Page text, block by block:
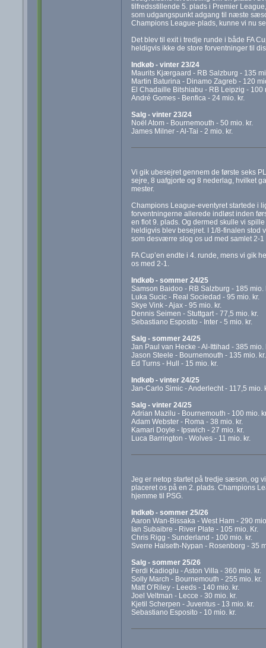
tilfredsstillende 5. plads i Premier
som udgangspunkt adgang til næste
Champions League-plads, kunne vi nu
Det blev til exit i tredje runde i både FA
heldigvis ikke de store forventninger til
Indkøb - vinter 23/24
Maurits Kjærgaard - RB Salzburg - 135
Martin Baturina - Dinamo Zagreb - 120
El Chadaille Bitshiabu - RB Leipzig - 100
André Gomes - Benfica - 24 mio. kr.
Salg - vinter 23/24
Noël Atom - Bournemouth - 50 mio. kr.
James Milner - Al-Tai - 2 mio. kr.
Vi gik ubesejret gennem de første seks
sejre, 8 uafgjorte og 8 nederlag, hvilket
mester.
Champions League-eventyret startede i
forventningerne allerede indløst inden
en flot 9. plads. Og dermed skulle vi
heldigvis blev besejret. I 1/8-finalen stod
som desværre slog os ud med samlet 2-
FA Cup’en endte i 4. runde, mens vi gik
os med 2-1.
Indkøb - sommer 24/25
Samson Baidoo - RB Salzburg - 185 mio.
Luka Sucic - Real Sociedad - 95 mio. kr.
Skye Vink - Ajax - 95 mio. kr.
Dennis Seimen - Stuttgart - 77,5 mio. kr.
Sebastiano Esposito - Inter - 5 mio. kr.
Salg - sommer 24/25
Jan Paul van Hecke - Al-Ittihad - 385 mio.
Jason Steele - Bournemouth - 135 mio. kr.
Ed Turns - Hull - 15 mio. kr.
Indkøb - vinter 24/25
Jan-Carlo Simic - Anderlecht - 117,5 mio.
Salg - vinter 24/25
Adrian Mazilu - Bournemouth - 100 mio.
Adam Webster - Roma - 38 mio. kr.
Kamari Doyle - Ipswich - 27 mio. kr.
Luca Barrington - Wolves - 11 mio. kr.
Jeg er netop startet på tredje sæson, og
placeret os på en 2. plads. Champions
hjemme til PSG.
Indkøb - sommer 25/26
Aaron Wan-Bissaka - West Ham - 290
Ian Subaibre - River Plate - 105 mio. Kr.
Chris Rigg - Sunderland - 100 mio. kr.
Sverre Halseth-Nypan - Rosenborg - 35
Salg - sommer 25/26
Ferdi Kadioglu - Aston Villa - 360 mio. kr.
Solly March - Bournemouth - 255 mio. kr.
Matt O’Riley - Leeds - 140 mio. kr.
Joel Veltman - Lecce - 30 mio. kr.
Kjetil Scherpen - Juventus - 13 mio. kr.
Sebastiano Esposito - 10 mio. kr.